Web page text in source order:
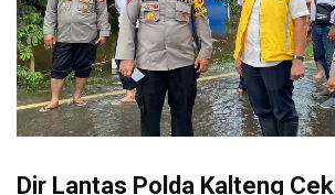
Dir Lantas Polda Kalteng